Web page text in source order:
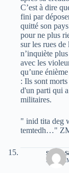
C’est à dire
fini par
quitté son
pour ne plus
sur les rues
n’inquiète
avec les
qu’une
: Ils sont
d'un parti qui
militaires.
" inid tita deg
temtedh…"
sarah
5